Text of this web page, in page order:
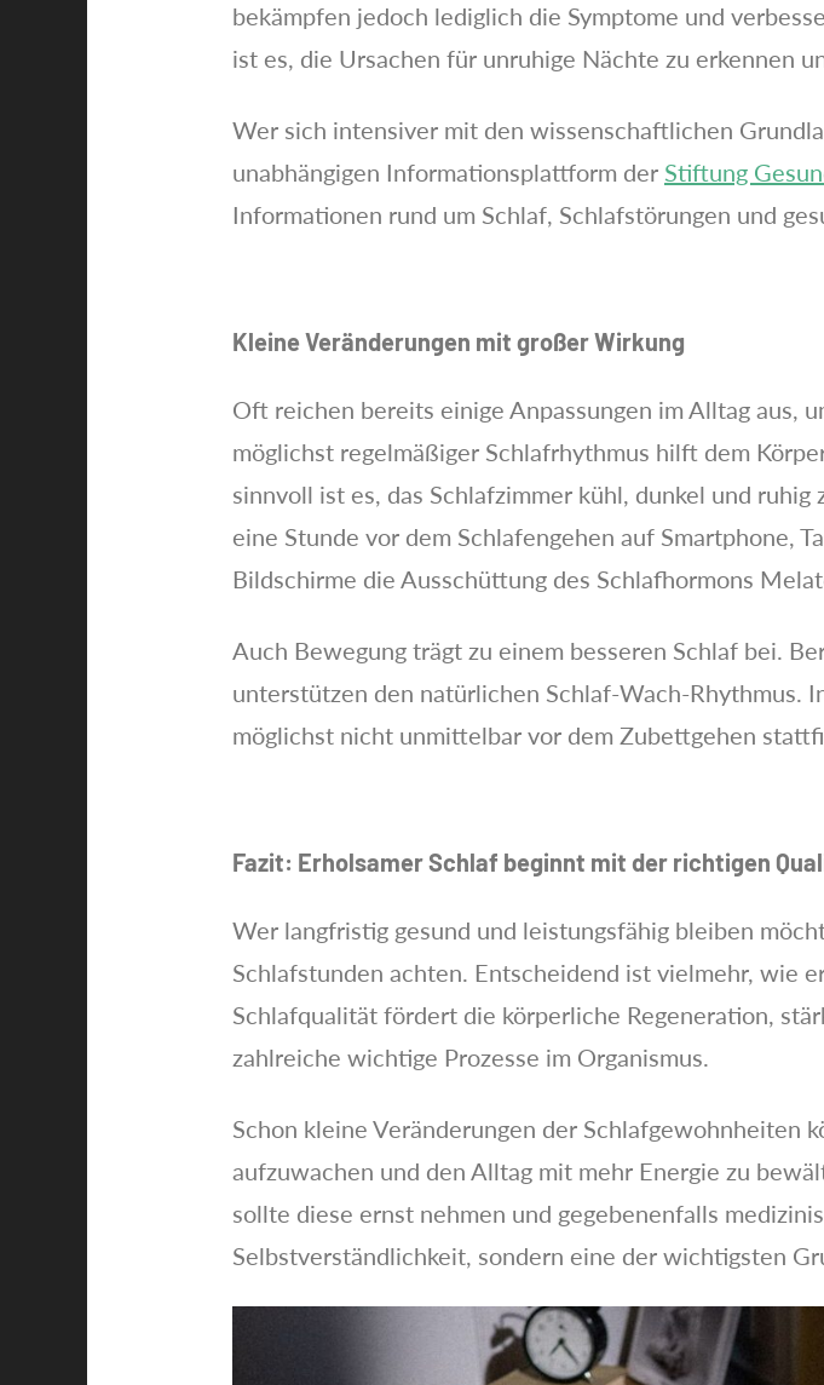
bekämpfen jedoch lediglich die Symptome und
ist es, die Ursachen für unruhige Nächte zu erkennen
Wer sich intensiver mit den wissenschaftlichen
unabhängigen Informationsplattform der Stiftung
Informationen rund um Schlaf, Schlafstörungen und
Kleine Veränderungen mit großer Wirkung
Oft reichen bereits einige Anpassungen im Alltag aus,
möglichst regelmäßiger Schlafrhythmus hilft dem
sinnvoll ist es, das Schlafzimmer kühl, dunkel und
eine Stunde vor dem Schlafengehen auf Smartphone,
Bildschirme die Ausschüttung des Schlafhormons
Auch Bewegung trägt zu einem besseren Schlaf bei.
unterstützen den natürlichen Schlaf-Wach-Rhythmus.
möglichst nicht unmittelbar vor dem Zubettgehen
Fazit: Erholsamer Schlaf beginnt mit der richtigen
Wer langfristig gesund und leistungsfähig bleiben
Schlafstunden achten. Entscheidend ist vielmehr, wie
Schlafqualität fördert die körperliche Regeneration,
zahlreiche wichtige Prozesse im Organismus.
Schon kleine Veränderungen der Schlafgewohnheiten
aufzuwachen und den Alltag mit mehr Energie zu
sollte diese ernst nehmen und gegebenenfalls
Selbstverständlichkeit, sondern eine der wichtigsten